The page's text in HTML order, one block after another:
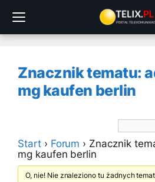
treści
Znacznik tematu:
mg kaufen berlin
Start › Forum › Znacznik
mg kaufen berlin
O, nie! Nie znaleziono tu żadnych